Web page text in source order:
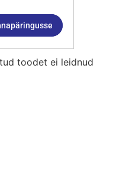
toodet ei leidnud